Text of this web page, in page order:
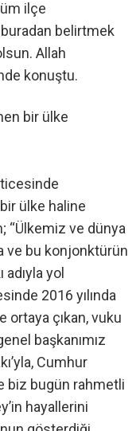
ilçe
belirtmek
Allah
konuştu.
bir ülke
ülke haline
“Ülkemiz ve dünya
ve bu konjonktürün
yol
2016 yılında
ortaya çıkan, vuku
başkanımız
Cumhur
biz bugün rahmetli
hayallerini